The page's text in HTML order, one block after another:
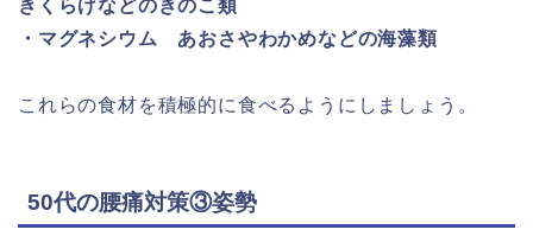
きくらげなどのきのこ類
・マグネシウム あおさやわかめなどの海藻類
これらの食材を積極的に食べるようにしましょう。
50代の腰痛対策③姿勢